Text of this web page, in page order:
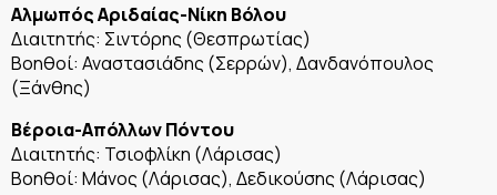
Αλμωπός Αριδαίας-Νίκη Βόλου
Διαιτητής: Σιντόρης (Θεσπρωτίας)
Βοηθοί: Αναστασιάδης (Σερρών), Δανδανόπουλος
(Ξάνθης)
Βέροια-Απόλλων Πόντου
Διαιτητής: Τσιοφλίκη (Λάρισας)
Βοηθοί: Μάνος (Λάρισας), Δεδικούσης (Λάρισας)